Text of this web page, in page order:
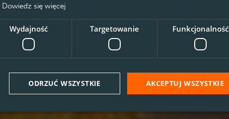
Dowiedz się więcej
Wydajność Targetowanie Funkcjonalność
AKCEPTUJ WSZYSTKIE
ODRZUĆ WSZYSTKIE